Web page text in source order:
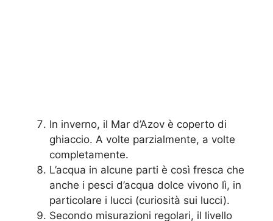
In inverno, il Mar d’Azov è coperto di
ghiaccio. A volte parzialmente, a volte
completamente.
L’acqua in alcune parti è così fresca che
anche i pesci d’acqua dolce vivono lì, in
particolare i lucci (curiosità sui lucci).
Secondo misurazioni regolari, il livello